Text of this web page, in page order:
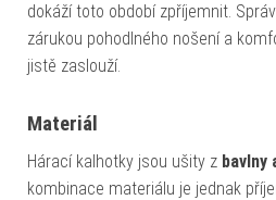
dokáží toto období zpříjemnit.
zárukou pohodlného nošení a
jistě zaslouží.
Materiál
Hárací kalhotky jsou ušity z bavlny
kombinace materiálu je jednak